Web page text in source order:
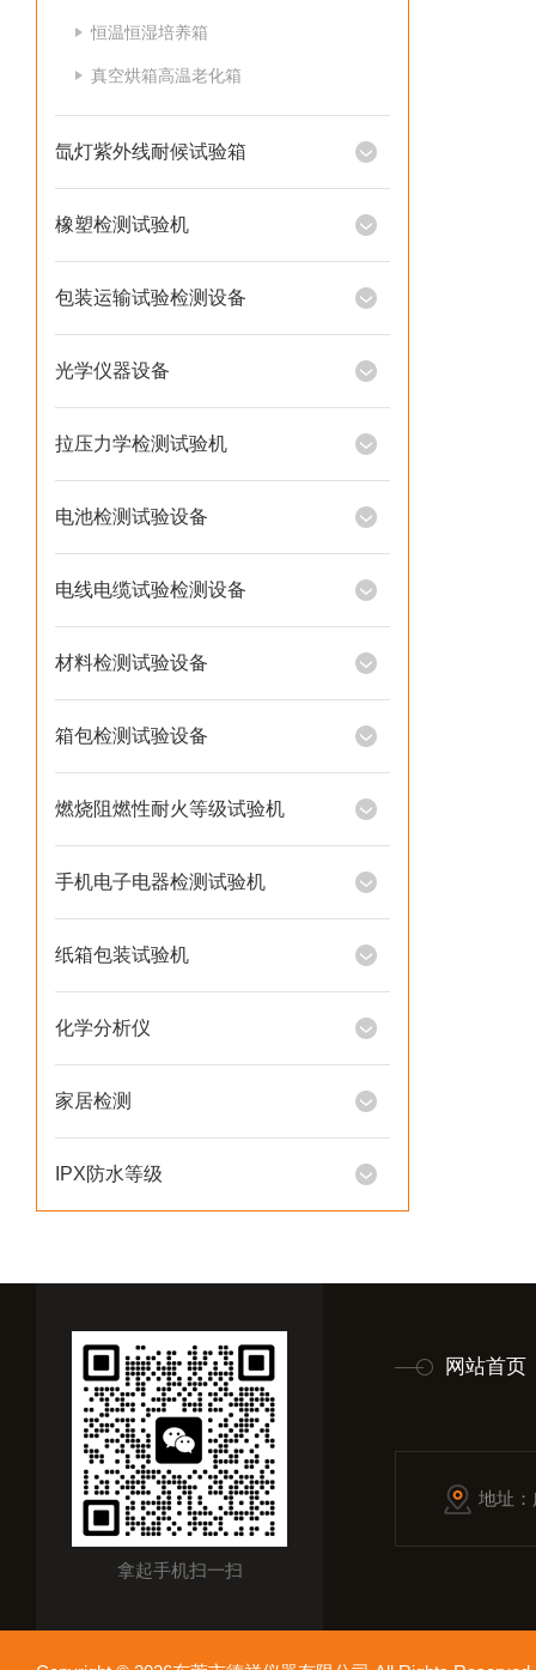
恒温恒湿培养箱
真空烘箱高温老化箱
氙灯紫外线耐候试验箱
橡塑检测试验机
包装运输试验检测设备
光学仪器设备
拉压力学检测试验机
电池检测试验设备
电线电缆试验检测设备
材料检测试验设备
箱包检测试验设备
燃烧阻燃性耐火等级试验机
手机电子电器检测试验机
纸箱包装试验机
化学分析仪
家居检测
IPX防水等级
拿起手机扫一扫
网站首页
地址